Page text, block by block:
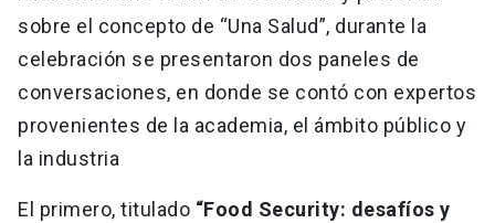
sobre el concepto de “Una Salud”, durante la
celebración se presentaron dos paneles de
conversaciones, en donde se contó con expertos
provenientes de la academia, el ámbito público y
la industria
El primero, titulado “Food Security: desafíos y